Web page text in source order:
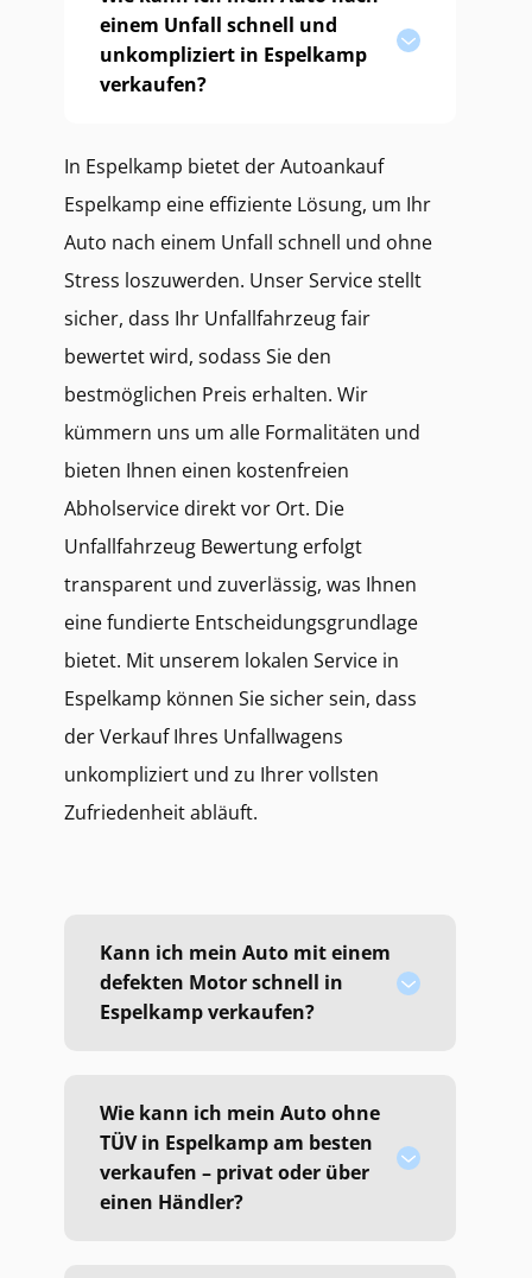
einem Unfall schnell und
unkompliziert in Espelkamp
verkaufen?
In Espelkamp bietet der Autoankauf
Espelkamp eine effiziente Lösung, um Ihr
Auto nach einem Unfall schnell und ohne
Stress loszuwerden. Unser Service stellt
sicher, dass Ihr Unfallfahrzeug fair
bewertet wird, sodass Sie den
bestmöglichen Preis erhalten. Wir
kümmern uns um alle Formalitäten und
bieten Ihnen einen kostenfreien
Abholservice direkt vor Ort. Die
Unfallfahrzeug Bewertung erfolgt
transparent und zuverlässig, was Ihnen
eine fundierte Entscheidungsgrundlage
bietet. Mit unserem lokalen Service in
Espelkamp können Sie sicher sein, dass
der Verkauf Ihres Unfallwagens
unkompliziert und zu Ihrer vollsten
Zufriedenheit abläuft.
Kann ich mein Auto mit einem
defekten Motor schnell in
Espelkamp verkaufen?
Wie kann ich mein Auto ohne
TÜV in Espelkamp am besten
verkaufen – privat oder über
einen Händler?